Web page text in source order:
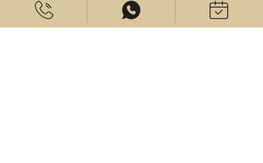
À propos de nous